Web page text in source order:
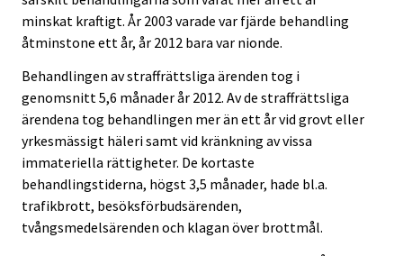
minskat kraftigt. År 2003 varade var fjärde behandling
åtminstone ett år, år 2012 bara var nionde.
Behandlingen av straffrättsliga ärenden tog i
genomsnitt 5,6 månader år 2012. Av de straffrättsliga
ärendena tog behandlingen mer än ett år vid grovt eller
yrkesmässigt häleri samt vid kränkning av vissa
immateriella rättigheter. De kortaste
behandlingstiderna, högst 3,5 månader, hade bl.a.
trafikbrott, besöksförbudsärenden,
tvångsmedelsärenden och klagan över brottmål.